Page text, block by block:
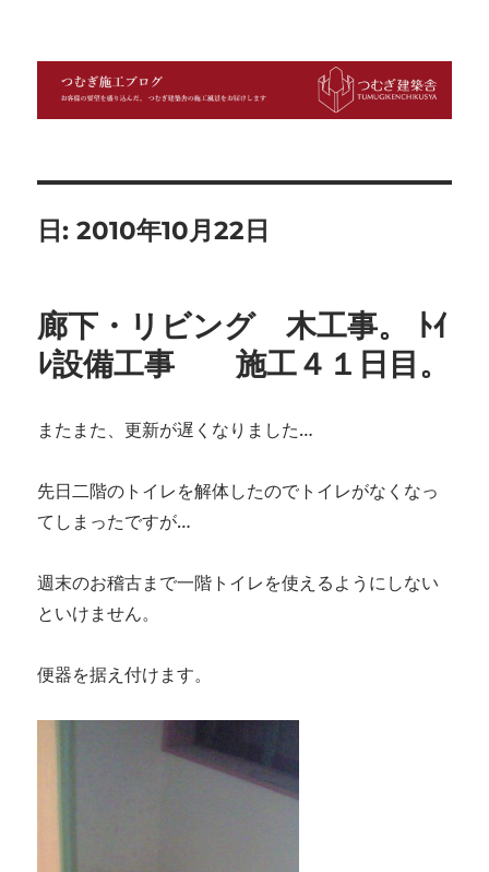
つむぎ施工ブログ
日:2010年10月22日
廊下・リビング 木工事。 ﾄｲ
ﾚ設備工事 施工４１日目。
またまた、更新が遅くなりました…
先日二階のトイレを解体したのでトイレがなくなっ
てしまったですが…
週末のお稽古まで一階トイレを使えるようにしない
といけません。
便器を据え付けます。